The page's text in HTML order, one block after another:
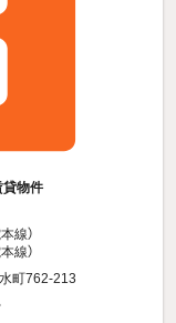
貸物件
線）
線）
町762-213